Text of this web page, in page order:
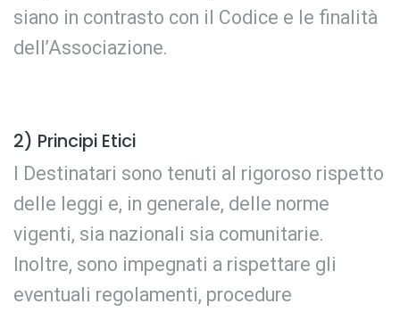
siano in contrasto con il Codice e le finalità
dell’Associazione.
2) Principi Etici
I Destinatari sono tenuti al rigoroso rispetto
delle leggi e, in generale, delle norme
vigenti, sia nazionali sia comunitarie.
Inoltre, sono impegnati a rispettare gli
eventuali regolamenti, procedure